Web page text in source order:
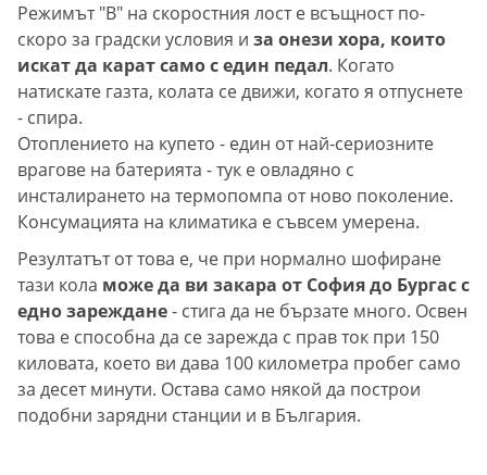
Режимът "В" на скоростния лост е всъщност по-
скоро за градски условия и за онези хора, които
искат да карат само с един педал. Когато
натискате газта, колата се движи, когато я отпуснете
- спира.
Отоплението на купето - един от най-сериозните
врагове на батерията - тук е овладяно с
инсталирането на термопомпа от ново поколение.
Консумацията на климатика е съвсем умерена.
Резултатът от това е, че при нормално шофиране
тази кола може да ви закара от София до Бургас с
едно зареждане- стига да не бързате много. Освен
това е способна да се зарежда с прав ток при 150
киловата, което ви дава 100 километра пробег само
за десет минути. Остава само някой да построи
подобни зарядни станции и в България.